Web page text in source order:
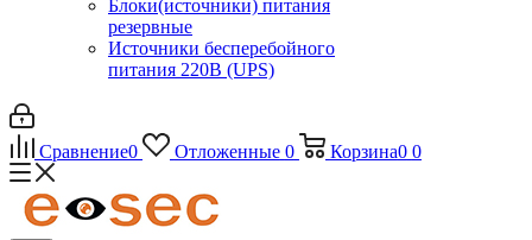
Блоки(источники) питания
резервные
Источники бесперебойного
питания 220В (UPS)
Сравнение0 Отложенные 0 Корзина0 0